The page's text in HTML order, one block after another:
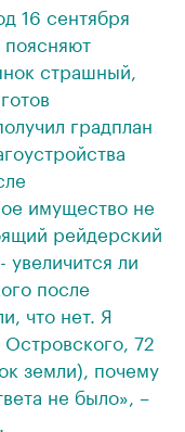
16 сентября
страшный,
градплан
имущество не
рейдерский
увеличится ли
после
что нет. Я
Островского, 72
земли), почему
не было», –